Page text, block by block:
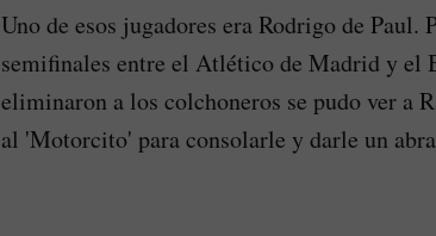
Uno de esos jugadores era Rodrigo de Paul.
semifinales entre el Atlético de Madrid y el
eliminaron a los colchoneros se pudo ver a
al 'Motorcito' para consolarle y darle un